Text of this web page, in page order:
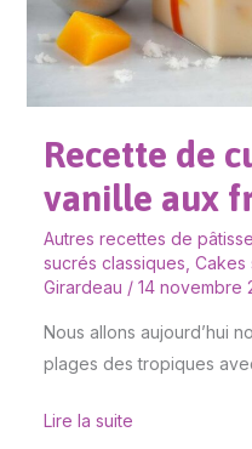
Recette de
vanille aux
Autres recettes de
sucrés classiques Cakes
Girardeau / 14 novembre
Nous allons aujourd’hui
plages des tropiques
aux
fruits
exotiques
Lire la suite